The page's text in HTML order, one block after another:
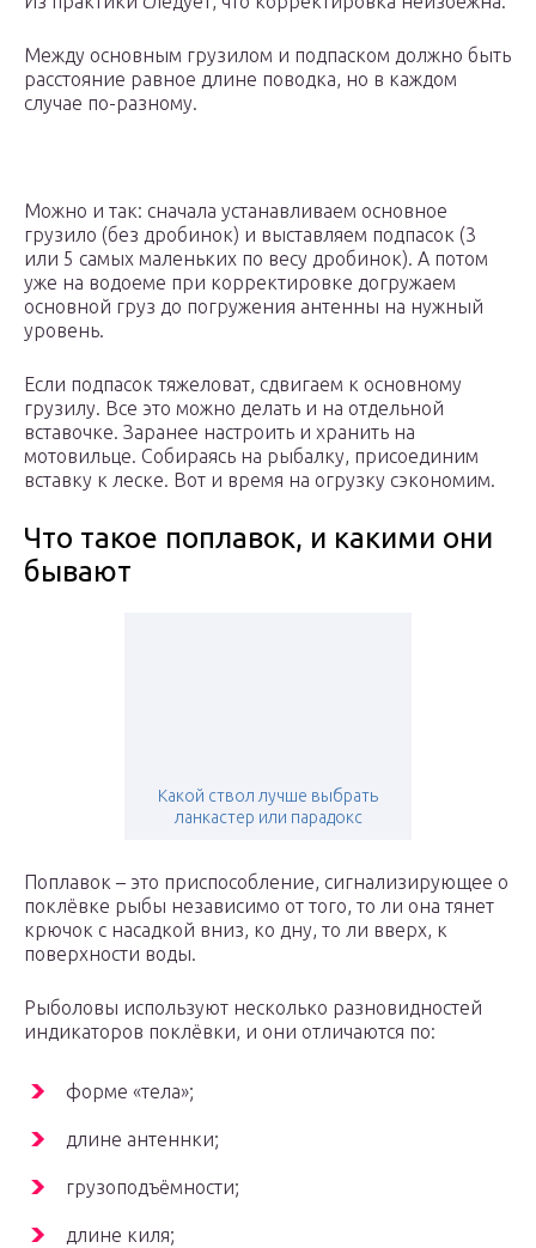
Между основным грузилом и подпаском должно быть
расстояние равное длине поводка, но в каждом
случае по-разному.
Можно и так: сначала устанавливаем основное
грузило (без дробинок) и выставляем подпасок (3
или 5 самых маленьких по весу дробинок). А потом
уже на водоеме при корректировке догружаем
основной груз до погружения антенны на нужный
уровень.
Если подпасок тяжеловат, сдвигаем к основному
грузилу. Все это можно делать и на отдельной
вставочке. Заранее настроить и хранить на
мотовильце. Собираясь на рыбалку, присоединим
вставку к леске. Вот и время на огрузку сэкономим.
Что такое поплавок, и какими они
бывают
Какой ствол лучше выбрать
ланкастер или парадокс
Поплавок – это приспособление, сигнализирующее о
поклёвке рыбы независимо от того, то ли она тянет
крючок с насадкой вниз, ко дну, то ли вверх, к
поверхности воды.
Рыболовы используют несколько разновидностей
индикаторов поклёвки, и они отличаются по:
форме «тела»;
длине антеннки;
грузоподъёмности;
длине киля;